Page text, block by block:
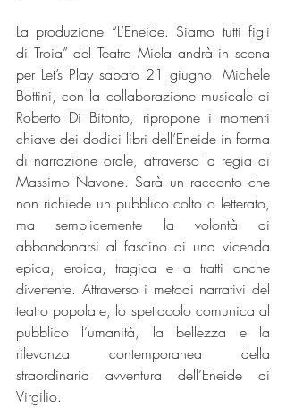
La produzione “L’Eneide. Siamo tutti figli
di Troia” del Teatro Miela andrà in scena
per Let’s Play sabato 21 giugno. Michele
Bottini, con la collaborazione musicale di
Roberto Di Bitonto, ripropone i momenti
chiave dei dodici libri dell’Eneide in forma
di narrazione orale, attraverso la regia di
Massimo Navone. Sarà un racconto che
non richiede un pubblico colto o letterato,
ma semplicemente la volontà di
abbandonarsi al fascino di una vicenda
epica, eroica, tragica e a tratti anche
divertente. Attraverso i metodi narrativi del
teatro popolare, lo spettacolo comunica al
pubblico l’umanità, la bellezza e la
rilevanza contemporanea della
straordinaria avventura dell’Eneide di
Virgilio.